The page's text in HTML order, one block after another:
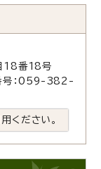
18番18号
号：059-382-
ください。